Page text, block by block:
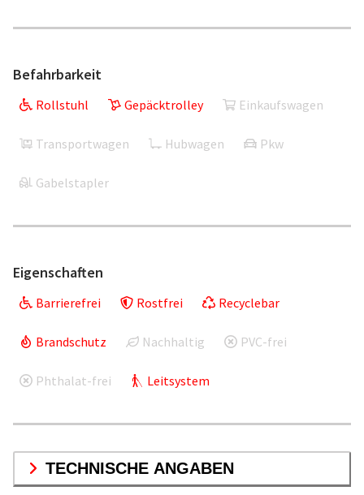
Befahrbarkeit
Rollstuhl Gepäcktrolley Einkaufswagen
Transportwagen Hubwagen Pkw
Gabelstapler
Eigenschaften
Barrierefrei Rostfrei Recyclebar
Brandschutz Nachhaltig PVC-frei
Phthalat-frei Leitsystem
TECHNISCHE ANGABEN